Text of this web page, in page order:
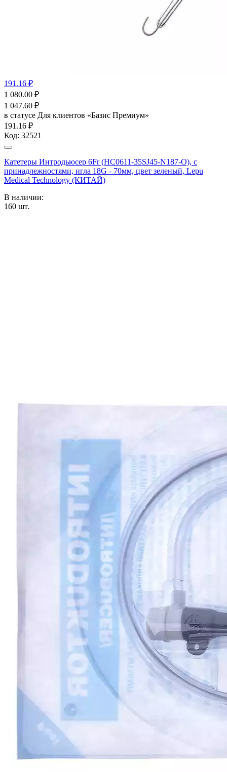
191.16 ₽
1 080.00 ₽
1 047.60 ₽
в статусе Для клиентов «Базис Премиум»
191.16 ₽
Код: 32521
Катетеры Интродьюсер 6Fr (HC0611-35SJ45-N187-O), с
принадлежностями, игла 18G - 70мм, цвет зеленый, Lepu
Medical Technology (КИТАЙ)
В наличии:
160 шт.